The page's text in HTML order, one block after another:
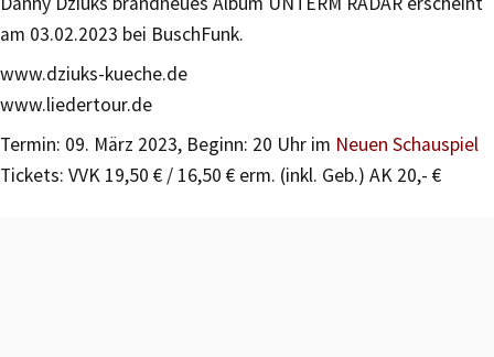
am 03.02.2023 bei BuschFunk.
www.dziuks-kueche.de
www.liedertour.de
Termin: 09. März 2023, Beginn: 20 Uhr im Neuen Schauspiel
Tickets: VVK 19,50 € / 16,50 € erm. (inkl. Geb.) AK 20,- €